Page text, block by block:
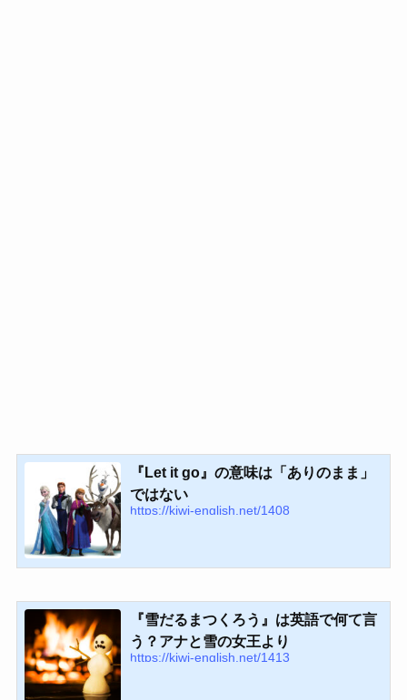
『Let it go』の意味は「ありのまま」
ではない
https://kiwi-english.net/1408
『雪だるまつくろう』は英語で何て言
う？アナと雪の女王より
https://kiwi-english.net/1413